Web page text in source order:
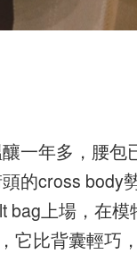
一年多，腰包
的cross body
上場，在模
它比背囊輕巧